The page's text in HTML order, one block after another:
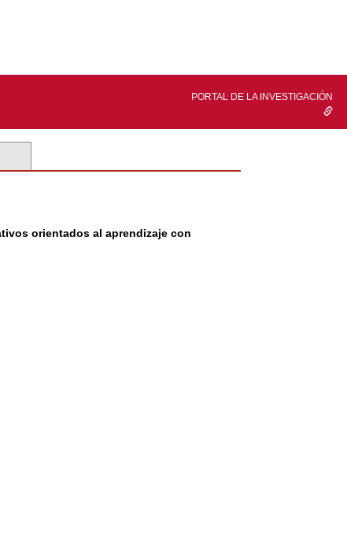
PORTAL DE LA INVESTIGACIÓN
orientados al aprendizaje con